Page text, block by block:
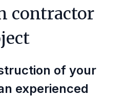
contractor
of your
experienced